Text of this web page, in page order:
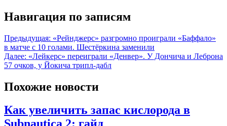
Навигация по записям
Предыдущая: «Рейнджерс» разгромно проиграли «Баффало»
в матче с 10 голами. Шестёркина заменили
Далее: «Лейкерс» переиграли «Денвер». У Дончича и Леброна
57 очков, у Йокича трипл-дабл
Похожие новости
Как увеличить запас кислорода в